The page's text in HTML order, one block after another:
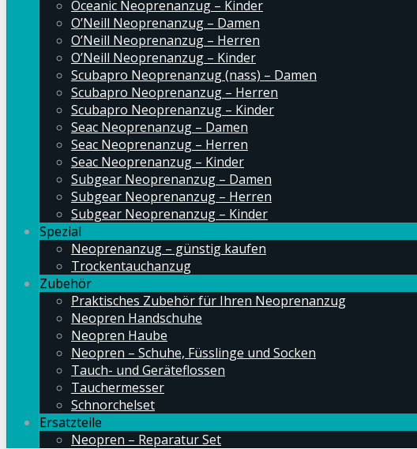
Oceanic Neoprenanzug – Kinder
O’Neill Neoprenanzug – Damen
O’Neill Neoprenanzug – Herren
O’Neill Neoprenanzug – Kinder
Scubapro Neoprenanzug (nass) – Damen
Scubapro Neoprenanzug – Herren
Scubapro Neoprenanzug – Kinder
Seac Neoprenanzug – Damen
Seac Neoprenanzug – Herren
Seac Neoprenanzug – Kinder
Subgear Neoprenanzug – Damen
Subgear Neoprenanzug – Herren
Subgear Neoprenanzug – Kinder
Spezial
Neoprenanzug – günstig kaufen
Trockentauchanzug
Zubehör
Praktisches Zubehör für Ihren Neoprenanzug
Neopren Handschuhe
Neopren Haube
Neopren – Schuhe, Füsslinge und Socken
Tauch- und Geräteflossen
Tauchermesser
Schnorchelset
Ersatzteile
Neopren – Reparatur Set